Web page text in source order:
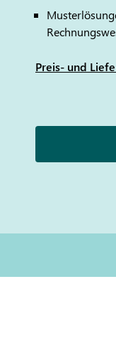
Preis- und